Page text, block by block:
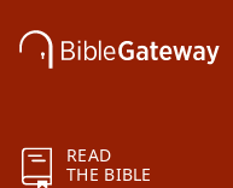
READ
THE BIBLE